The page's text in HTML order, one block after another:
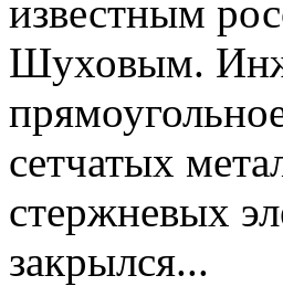
известным
Шуховым.
сетчатых
стержневых
закрылся...